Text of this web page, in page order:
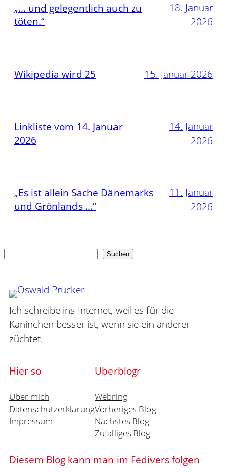
„… und gelegentlich auch zu
töten.“
18. Januar
2026
Wikipedia wird 25 15. Januar 2026
Linkliste vom 14. Januar
2026
14. Januar
2026
„Es ist allein Sache Dänemarks
und Grönlands …“
11. Januar
2026
Suchen
Ich schreibe ins Internet, weil es für die
Kaninchen besser ist, wenn sie ein anderer
züchtet.
Hier so
Über mich
Datenschutzerklärung
Impressum
Uberblogr
Webring
Vorheriges Blog
Nächstes Blog
Zufälliges Blog
Diesem Blog kann man im Fedivers folgen